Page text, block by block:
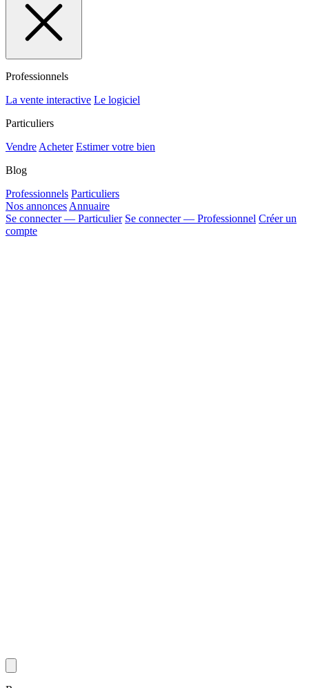
Professionnels
La vente interactive Le logiciel
Particuliers
Vendre Acheter Estimer votre bien
Blog
Professionnels Particuliers
Nos annonces Annuaire
Se connecter — Particulier Se connecter — Professionnel Créer un
compte